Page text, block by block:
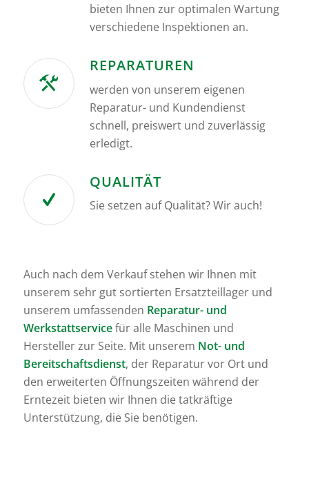
bieten Ihnen zur optimalen Wartung
verschiedene Inspektionen an.
REPARATUREN
werden von unserem eigenen
Reparatur- und Kundendienst
schnell, preiswert und zuverlässig
erledigt.
QUALITÄT
Sie setzen auf Qualität? Wir auch!
Auch nach dem Verkauf stehen wir Ihnen mit
unserem sehr gut sortierten Ersatzteillager und
unserem umfassenden Reparatur- und
Werkstattservicefür alle Maschinen und
Hersteller zur Seite. Mit unserem Not- und
Bereitschaftsdienst, der Reparatur vor Ort und
den erweiterten Öffnungszeiten während der
Erntezeit bieten wir Ihnen die tatkräftige
Unterstützung, die Sie benötigen.